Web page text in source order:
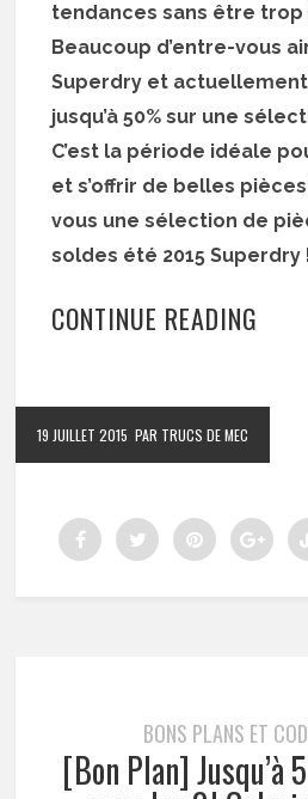
tendances sans être trop
Beaucoup d’entre-vous
Superdry et
jusqu’à 50% sur une
C’est la période idéale
et s’offrir de belles
vous une sélection de
soldes été 2015 Superdry
CONTINUE READING
19 JUILLET 2015 PAR TRUCS DE MEC
BONS PLANS ET
[Bon Plan] Jusqu’à